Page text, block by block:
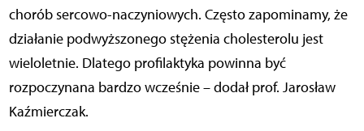
chorób sercowo-naczyniowych. Często zapominamy, że
działanie podwyższonego stężenia cholesterolu jest
wieloletnie. Dlatego profilaktyka powinna być
rozpoczynana bardzo wcześnie – dodał prof. Jarosław
Kaźmierczak.